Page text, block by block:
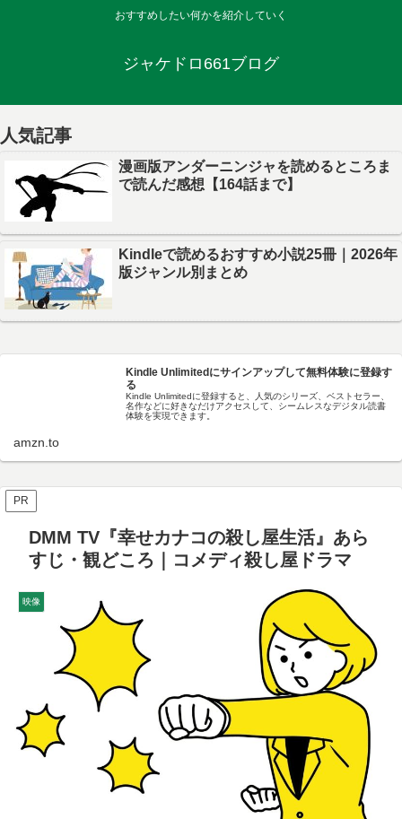
おすすめしたい何かを紹介していく
ジャケドロ661ブログ
人気記事
漫画版アンダーニンジャを読めるところま
で読んだ感想【164話まで】
Kindleで読めるおすすめ小説25冊｜2026年
版ジャンル別まとめ
Kindle Unlimitedにサインアップして無料体験に登録す
る
Kindle Unlimitedに登録すると、人気のシリーズ、ベストセラー、
名作などに好きなだけアクセスして、シームレスなデジタル読書
体験を実現できます。
amzn.to
PR
DMM TV『幸せカナコの殺し屋生活』あら
すじ・観どころ｜コメディ殺し屋ドラマ
映像